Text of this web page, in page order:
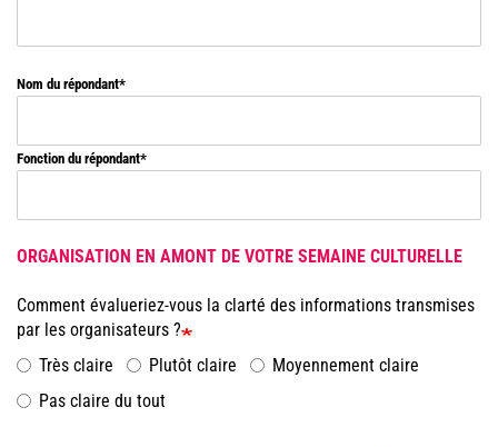
Nom du répondant
Fonction du répondant
ORGANISATION EN AMONT DE VOTRE SEMAINE CULTURELLE
Comment évalueriez-vous la clarté des informations transmises
par les organisateurs ?
Très claire
Plutôt claire
Moyennement claire
Pas claire du tout